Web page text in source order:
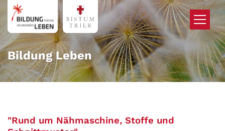
Zum Inhalt springen
Bildung Leben
"Rund um Nähmaschine, Stoffe und